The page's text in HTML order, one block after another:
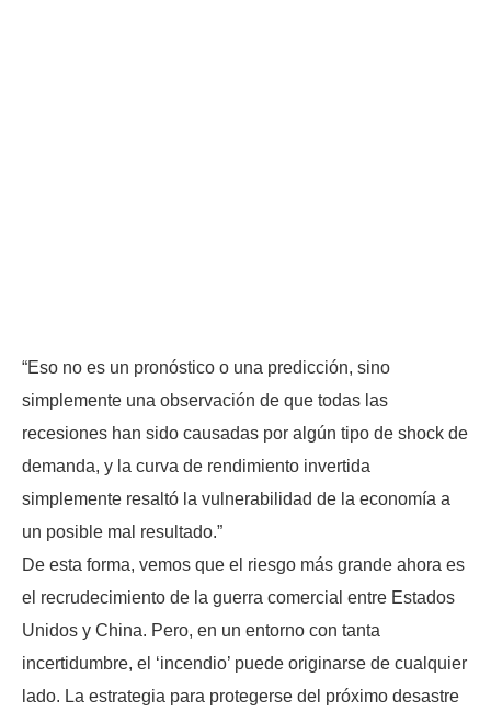
“Eso no es un pronóstico o una predicción, sino
simplemente una observación de que todas las
recesiones han sido causadas por algún tipo de shock de
demanda, y la curva de rendimiento invertida
simplemente resaltó la vulnerabilidad de la economía a
un posible mal resultado.”
De esta forma, vemos que el riesgo más grande ahora es
el recrudecimiento de la guerra comercial entre Estados
Unidos y China. Pero, en un entorno con tanta
incertidumbre, el ‘incendio’ puede originarse de cualquier
lado. La estrategia para protegerse del próximo desastre